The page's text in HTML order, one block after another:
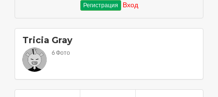
Регистрация Вход
Tricia Gray
6 Фото